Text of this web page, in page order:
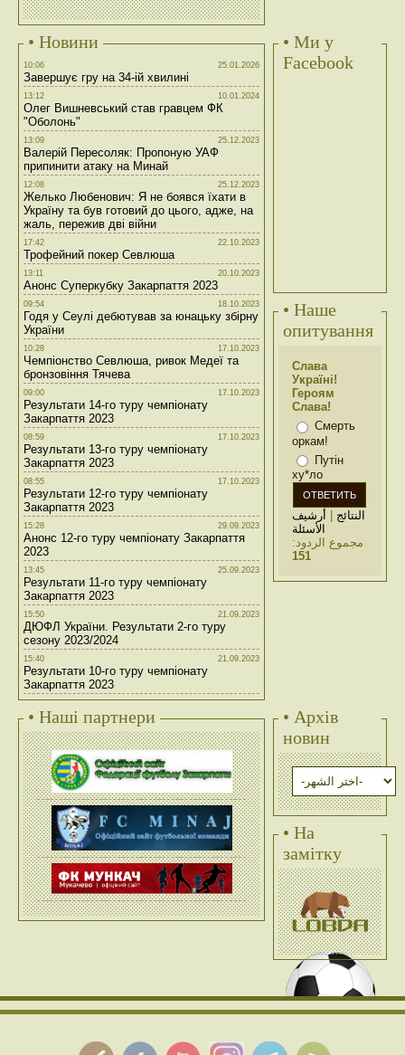
• Новини
10:06 25.01.2026
Завершує гру на 34-ій хвилині
13:12 10.01.2024
Олег Вишневський став гравцем ФК
"Оболонь"
13:09 25.12.2023
Валерій Пересоляк: Пропоную УАФ
припинити атаку на Минай
12:08 25.12.2023
Желько Любенович: Я не боявся їхати в
Україну та був готовий до цього, адже, на
жаль, пережив дві війни
17:42 22.10.2023
Трофейний покер Севлюша
13:11 20.10.2023
Анонс Суперкубку Закарпаття 2023
09:54 18.10.2023
Годя у Сеулі дебютував за юнацьку збірну
України
10:28 17.10.2023
Чемпіонство Севлюша, ривок Медеї та
бронзовіння Тячева
09:00 17.10.2023
Результати 14-го туру чемпіонату
Закарпаття 2023
08:59 17.10.2023
Результати 13-го туру чемпіонату
Закарпаття 2023
08:55 17.10.2023
Результати 12-го туру чемпіонату
Закарпаття 2023
15:28 29.09.2023
Анонс 12-го туру чемпіонату Закарпаття
2023
13:45 25.09.2023
Результати 11-го туру чемпіонату
Закарпаття 2023
15:50 21.09.2023
ДЮФЛ України. Результати 2-го туру
сезону 2023/2024
15:40 21.09.2023
Результати 10-го туру чемпіонату
Закарпаття 2023
• Ми у
Facebook
• Наше
опитування
Слава
Україні!
Героям
Слава!
Смерть
оркам!
Путін
ху*ло
النتائج | أرشيف
الأسئلة
مجموع الردود:
151
• Наші партнери
• Архів
новин
• На
замітку